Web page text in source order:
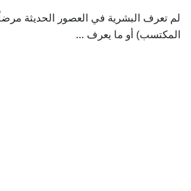
لم تعرف البشرية في العصور الحديثة
المكتسب) أو ما يعرف ...